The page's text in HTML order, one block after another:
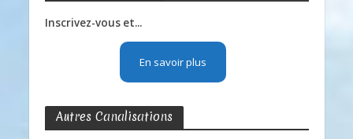
Inscrivez-vous et...
En savoir plus
Autres Canalisations